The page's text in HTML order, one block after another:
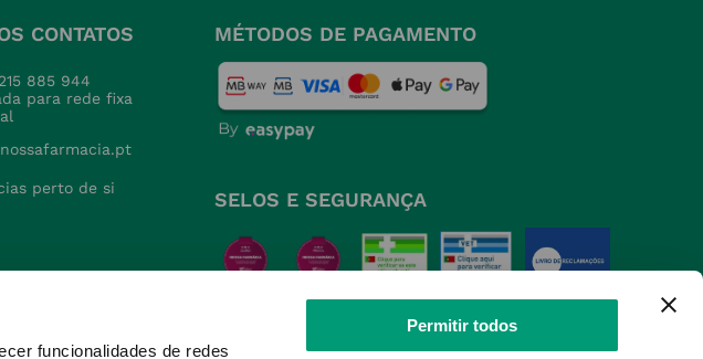
funcionalidades de redes
Permitir todos
CONTATOS
885 944
para rede fixa
perto de si
MÉTODOS DE PAGAMENTO
SELOS E SEGURANÇA